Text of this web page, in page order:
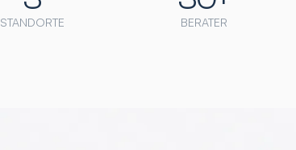
STANDORTE BERATER